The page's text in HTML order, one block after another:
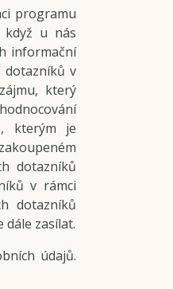
programu
když u nás
informační
dotazníků v
který
kterým je
dotazníků
v rámci
dotazníků
dále zasílat.
údajů.